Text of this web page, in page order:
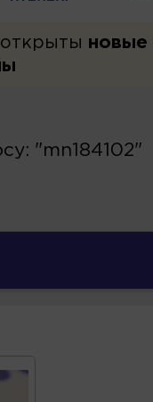
новые
"mn184102"